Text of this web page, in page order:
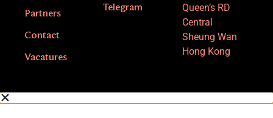
Partners
Contact
Vacatures
Telegram
Queen’s RD
Central
Sheung Wan
Hong Kong